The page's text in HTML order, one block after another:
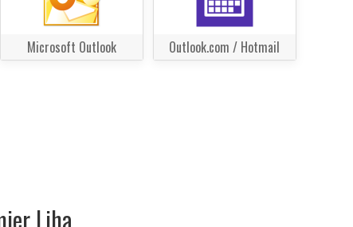
Microsoft Outlook Outlook.com / Hotmail
Liha